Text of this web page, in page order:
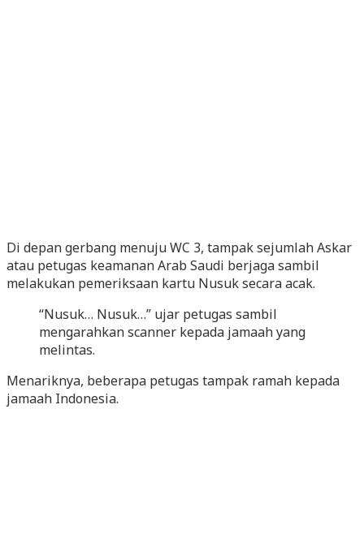
Di depan gerbang menuju WC 3, tampak sejumlah Askar
atau petugas keamanan Arab Saudi berjaga sambil
melakukan pemeriksaan kartu Nusuk secara acak.
“Nusuk… Nusuk…” ujar petugas sambil
mengarahkan scanner kepada jamaah yang
melintas.
Menariknya, beberapa petugas tampak ramah kepada
jamaah Indonesia.